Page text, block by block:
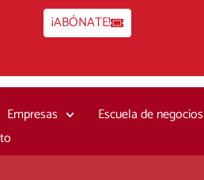
¡ABÓNATE!
Empresas
Escuela de negocios